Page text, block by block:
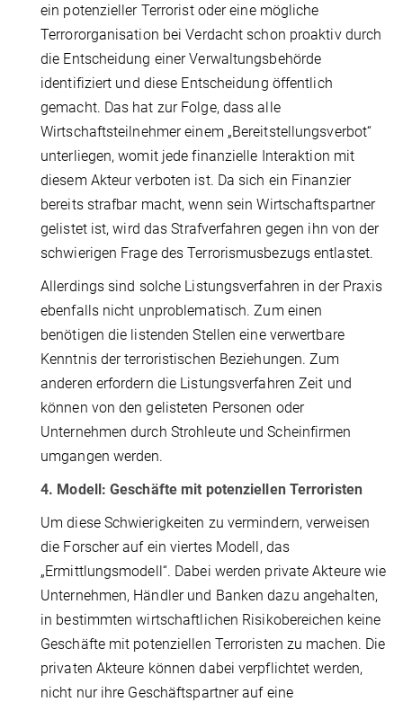
ein potenzieller Terrorist oder eine mögliche
Terrororganisation bei Verdacht schon proaktiv durch
die Entscheidung einer Verwaltungsbehörde
identifiziert und diese Entscheidung öffentlich
gemacht. Das hat zur Folge, dass alle
Wirtschaftsteilnehmer einem „Bereitstellungsverbot“
unterliegen, womit jede finanzielle Interaktion mit
diesem Akteur verboten ist. Da sich ein Finanzier
bereits strafbar macht, wenn sein Wirtschaftspartner
gelistet ist, wird das Strafverfahren gegen ihn von der
schwierigen Frage des Terrorismusbezugs entlastet.
Allerdings sind solche Listungsverfahren in der Praxis
ebenfalls nicht unproblematisch. Zum einen
benötigen die listenden Stellen eine verwertbare
Kenntnis der terroristischen Beziehungen. Zum
anderen erfordern die Listungsverfahren Zeit und
können von den gelisteten Personen oder
Unternehmen durch Strohleute und Scheinfirmen
umgangen werden.
4. Modell: Geschäfte mit potenziellen Terroristen
Um diese Schwierigkeiten zu vermindern, verweisen
die Forscher auf ein viertes Modell, das
„Ermittlungsmodell“. Dabei werden private Akteure wie
Unternehmen, Händler und Banken dazu angehalten,
in bestimmten wirtschaftlichen Risikobereichen keine
Geschäfte mit potenziellen Terroristen zu machen. Die
privaten Akteure können dabei verpflichtet werden,
nicht nur ihre Geschäftspartner auf eine